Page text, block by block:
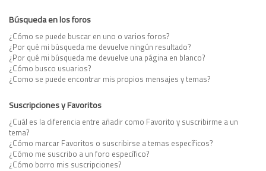
Búsqueda en los foros
¿Cómo se puede buscar en uno o varios foros?
¿Por qué mi búsqueda me devuelve ningún resultado?
¿Por qué mi búsqueda me devuelve una página en blanco?
¿Cómo busco usuarios?
¿Como se puede encontrar mis propios mensajes y temas?
Suscripciones y Favoritos
¿Cuál es la diferencia entre añadir como Favorito y suscribirme a un
tema?
¿Cómo marcar Favoritos o suscribirse a temas específicos?
¿Cómo me suscribo a un foro específico?
¿Cómo borro mis suscripciones?